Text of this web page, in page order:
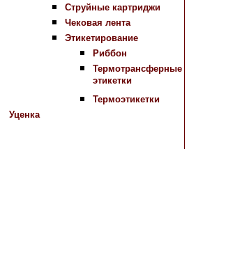
Струйные картриджи
Чековая лента
Этикетирование
Риббон
Термотрансферные
этикетки
Термоэтикетки
Уценка